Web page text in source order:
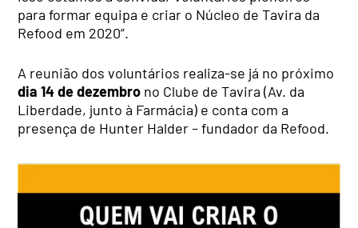
para formar equipa e criar o Núcleo de Tavira da
Refood em 2020”.
A reunião dos voluntários realiza-se já no próximo
dia 14 de dezembro no Clube de Tavira (Av. da
Liberdade, junto à Farmácia) e conta com a
presença de Hunter Halder – fundador da Refood.